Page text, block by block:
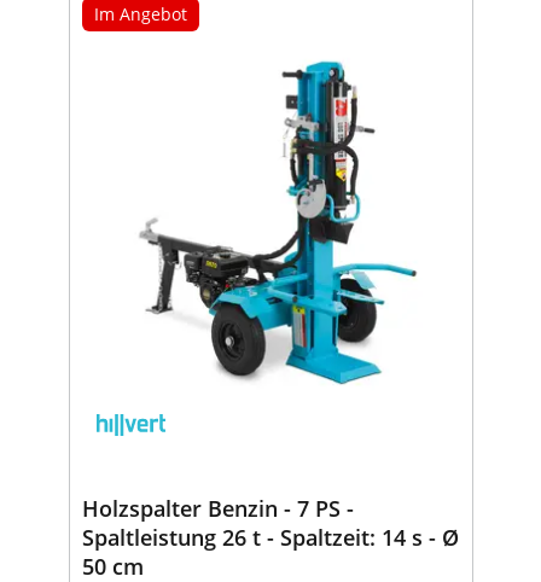
Im Angebot
Holzspalter Benzin - 7 PS -
Spaltleistung 26 t - Spaltzeit: 14 s - Ø
50 cm